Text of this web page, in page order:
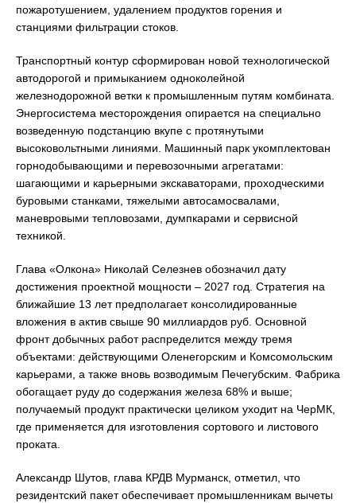
пожаротушением, удалением продуктов горения и
станциями фильтрации стоков.
Транспортный контур сформирован новой технологической
автодорогой и примыканием одноколейной
железнодорожной ветки к промышленным путям комбината.
Энергосистема месторождения опирается на специально
возведенную подстанцию вкупе с протянутыми
высоковольтными линиями. Машинный парк укомплектован
горнодобывающими и перевозочными агрегатами:
шагающими и карьерными экскаваторами, проходческими
буровыми станками, тяжелыми автосамосвалами,
маневровыми тепловозами, думпкарами и сервисной
техникой.
Глава «Олкона» Николай Селезнев обозначил дату
достижения проектной мощности – 2027 год. Стратегия на
ближайшие 13 лет предполагает консолидированные
вложения в актив свыше 90 миллиардов руб. Основной
фронт добычных работ распределится между тремя
объектами: действующими Оленегорским и Комсомольским
карьерами, а также вновь возводимым Печегубским. Фабрика
обогащает руду до содержания железа 68% и выше;
получаемый продукт практически целиком уходит на ЧерМК,
где применяется для изготовления сортового и листового
проката.
Александр Шутов, глава КРДВ Мурманск, отметил, что
резидентский пакет обеспечивает промышленникам вычеты